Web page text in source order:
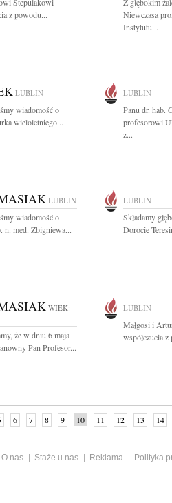
z powodu...
Niewczasa
Instytutu...
LUBLIN
wiadomość o
wieloletniego...
LUBLIN
Panu dr. hab.
profesorowi
z...
LUBLIN
wiadomość o
n. med. Zbigniewa...
LUBLIN
Składamy
Dorocie
WIEK:
że w dniu 6 maja
Pan Profesor...
LUBLIN
Małgosi i
współczucia
6 7 8 9 10 11 12 13 14
O nas Staże u nas Reklama
Polityka